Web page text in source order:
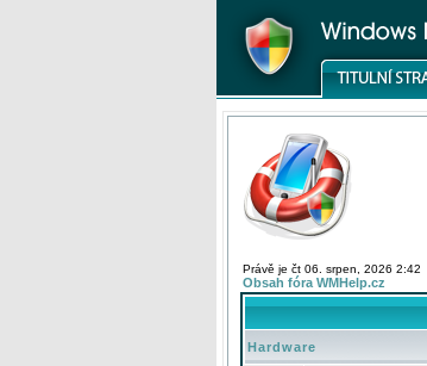
Právě je čt 06. srpen, 2026 2:42
Obsah fóra WMHelp.cz
Hardware